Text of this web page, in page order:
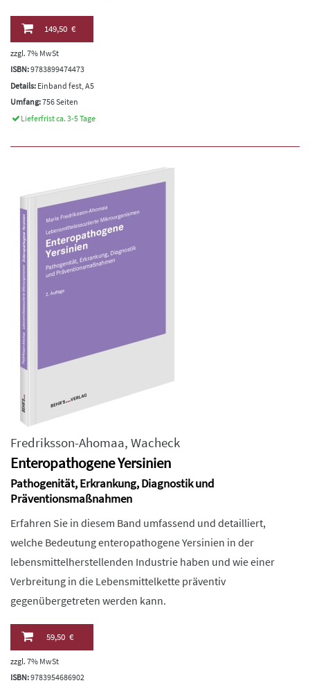
149,50 €
zzgl. 7% MwSt
ISBN:9783899474473
Details: Einband fest, A5
Umfang:756 Seiten
Lieferfrist ca. 3-5 Tage
Fredriksson-Ahomaa, Wacheck
Enteropathogene Yersinien
Pathogenität, Erkrankung, Diagnostik und
Präventionsmaßnahmen
Erfahren Sie in diesem Band umfassend und detailliert,
welche Bedeutung enteropathogene Yersinien in der
lebensmittelherstellenden Industrie haben und wie einer
Verbreitung in die Lebensmittelkette präventiv
gegenübergetreten werden kann.
59,50 €
zzgl. 7% MwSt
ISBN:9783954686902